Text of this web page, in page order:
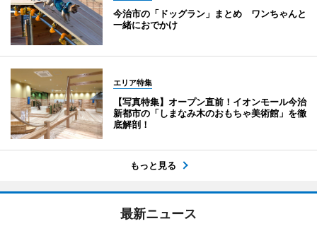
今治市の「ドッグラン」まとめ ワンちゃんと
一緒におでかけ
エリア特集
【写真特集】オープン直前！イオンモール今治
新都市の「しまなみ木のおもちゃ美術館」を徹
底解剖！
もっと見る
最新ニュース